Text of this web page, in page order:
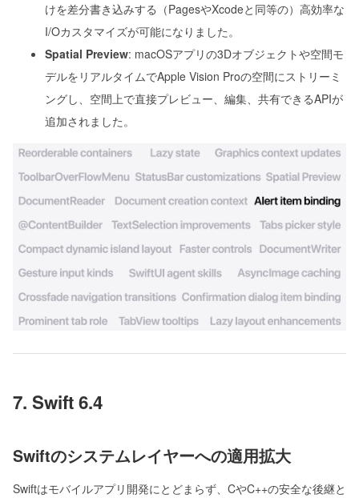
けを差分書き込みする（PagesやXcodeと同等の）高効率な
I/Oカスタマイズが可能になりました。
Spatial Preview: macOSアプリの3Dオブジェクトや空間モ
デルをリアルタイムでApple Vision Proの空間にストリーミ
ングし、空間上で直接プレビュー、編集、共有できるAPIが
追加されました。
7. Swift 6.4
Swiftのシステムレイヤーへの適用拡大
Swiftはモバイルアプリ開発にとどまらず、CやC++の安全な後継と